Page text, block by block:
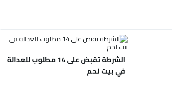
الشرطة تقبض على 14 مطلوب للعدالة
في بيت لحم